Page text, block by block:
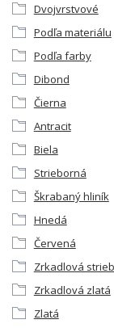
Dvojvrstvové
Podľa materiálu
Podľa farby
Dibond
Čierna
Antracit
Biela
Strieborná
Škrabaný hliník
Hnedá
Červená
Zrkadlová
Zrkadlová zlatá
Zlatá